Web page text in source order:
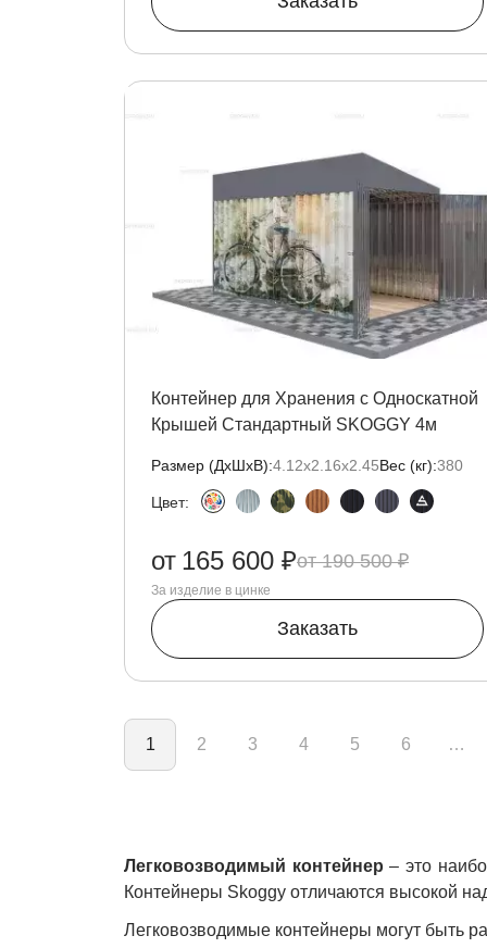
Контейнер для Хранения с Односкатной
Крышей Стандартный SKOGGY 4м
Размер (ДxШxВ):4.12х2.16х2.45Вес (кг):380
Цвет:
190 500 ₽
от 165 600 ₽
За изделие в цинке
Заказать
Нумерация страниц
1 2 3 4 5 6 …
Легковозводимый контейнер – это
Контейнеры Skoggy отличаются высокой
Легковозводимые контейнеры могут быть